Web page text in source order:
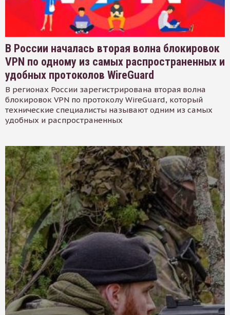
В России началась вторая волна блокировок
VPN по одному из самых распространенных и
удобных протоколов WireGuard
В регионах России зарегистрирована вторая волна
блокировок VPN по протоколу WireGuard, который
технические специалисты называют одним из самых
удобных и распространенных